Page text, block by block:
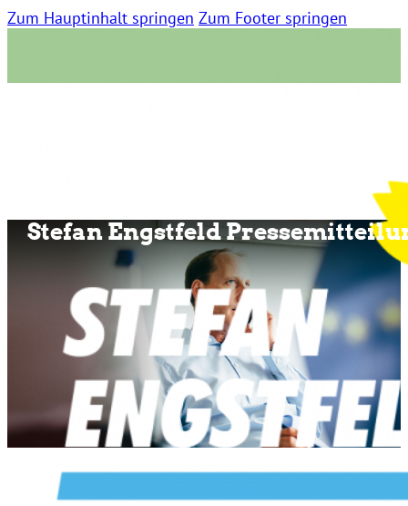
Zum Hauptinhalt springen Zum Footer springen
Stefan Engstfeld